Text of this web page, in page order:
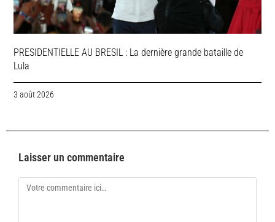
PRESIDENTIELLE AU BRESIL : La dernière grande bataille de
Lula
3 août 2026
Laisser un commentaire